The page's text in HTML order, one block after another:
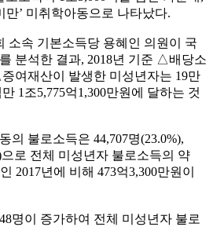
만’ 미취학아동으로 나타났다.
소속 기본소득당 용혜인 의원이 국
분석한 결과, 2018년 기준 △배당소
증여재산이 발생한 미성년자는 19만
만 1 조5,775억1,300만원에 달하는 것
의 불로소득은 44,707명(23.0%),
으로 전체 미성년자 불로소득의 약
2017년에 비해 473억3,300만원이
명이 증가하여 전체 미성년자 불로